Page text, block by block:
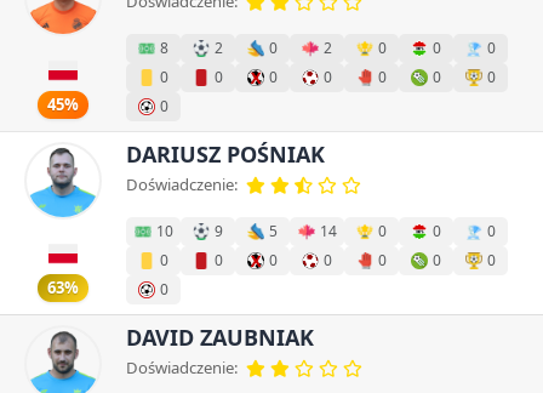
45%
8 2 0 2 0 0
0
0
0 0 0 0 0
0
0
63%
DARIUSZ POŚNIAK
Doświadczenie:
10 9 5 14 0 0
0
0
0 0 0 0 0
0
0
DAVID ZAUBNIAK
Doświadczenie: